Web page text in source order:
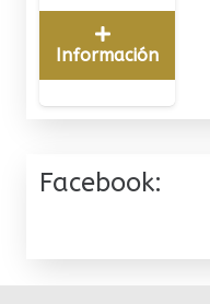
Información
Facebook: